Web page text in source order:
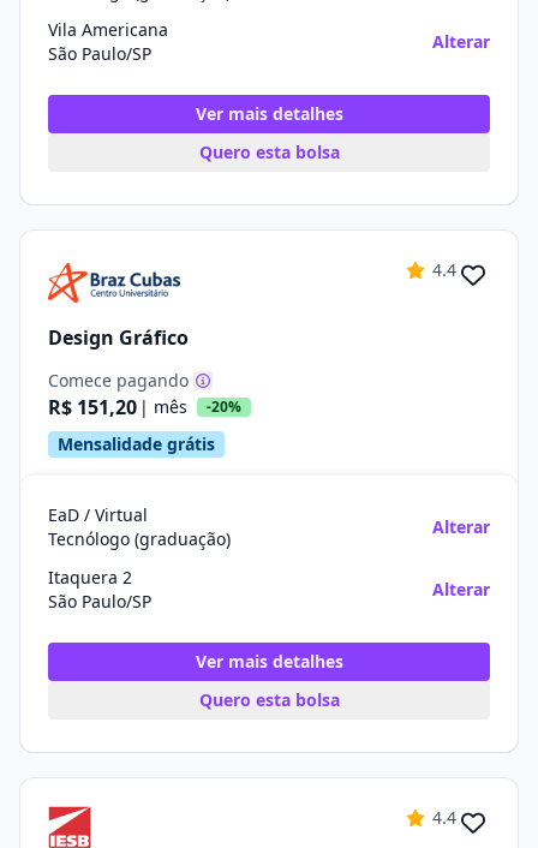
Vila Americana
São Paulo/SP
Alterar
Ver mais detalhes
Quero esta bolsa
4.4
Design Gráfico
Comece pagando
R$ 151,20 | mês -20%
Mensalidade grátis
EaD / Virtual
Tecnólogo (graduação)
Alterar
Itaquera 2
São Paulo/SP
Alterar
Ver mais detalhes
Quero esta bolsa
4.4